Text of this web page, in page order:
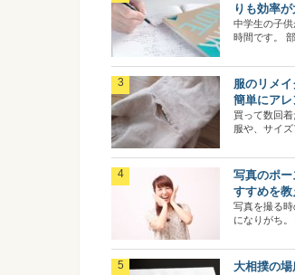
りも効率が
中学生の子
時間です。 部
服のリメ
簡単にア
買って数回
服や、サイズ
写真のポ
すすめを教
写真を撮る
になりがち。
大相撲の